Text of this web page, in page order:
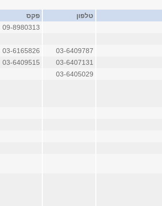
טלפון פקס
09-8980313
03-6409787
03-6165826
03-6407131
03-6409515
03-6405029